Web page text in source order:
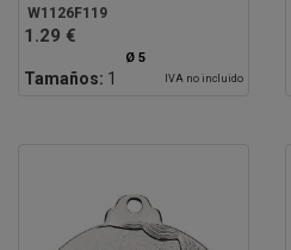
W1126F119
1.29 €
Ø 5
Tamaños: 1 IVA no incluido